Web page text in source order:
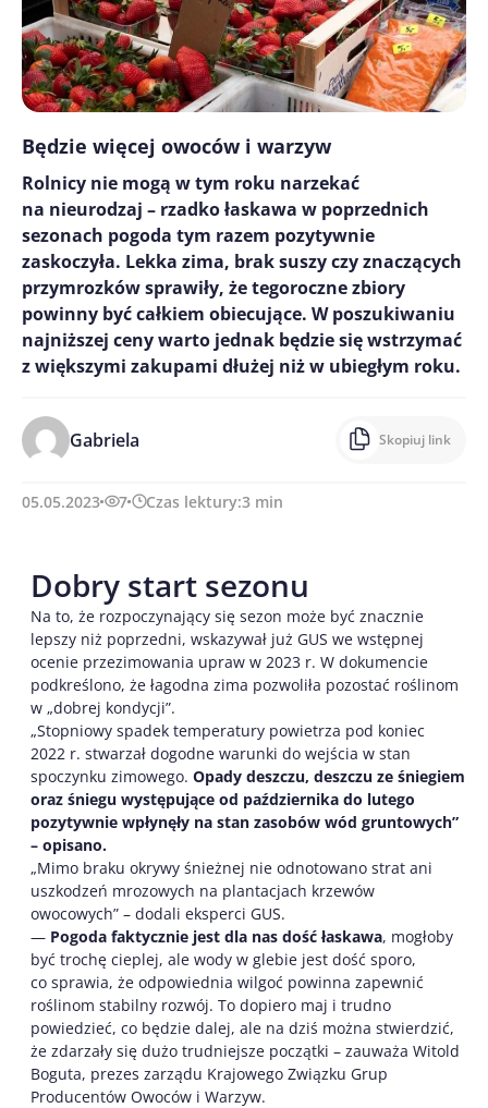
Będzie więcej owoców i warzyw
Rolnicy nie mogą w tym roku narzekać
na nieurodzaj – rzadko łaskawa w poprzednich
sezonach pogoda tym razem pozytywnie
zaskoczyła. Lekka zima, brak suszy czy znaczących
przymrozków sprawiły, że tegoroczne zbiory
powinny być całkiem obiecujące. W poszukiwaniu
najniższej ceny warto jednak będzie się wstrzymać
z większymi zakupami dłużej niż w ubiegłym roku.
Gabriela Skopiuj link
05.05.2023 7 Czas lektury:3 min
Dobry start sezonu
Na to, że rozpoczynający się sezon może być znacznie
lepszy niż poprzedni, wskazywał już GUS we wstępnej
ocenie przezimowania upraw w 2023 r. W dokumencie
podkreślono, że łagodna zima pozwoliła pozostać roślinom
w „dobrej kondycji”.
„Stopniowy spadek temperatury powietrza pod koniec
2022 r. stwarzał dogodne warunki do wejścia w stan
spoczynku zimowego. Opady deszczu, deszczu ze śniegiem
oraz śniegu występujące od października do lutego
pozytywnie wpłynęły na stan zasobów wód gruntowych”
– opisano.
„Mimo braku okrywy śnieżnej nie odnotowano strat ani
uszkodzeń mrozowych na plantacjach krzewów
owocowych” – dodali eksperci GUS.
— Pogoda faktycznie jest dla nas dość łaskawa, mogłoby
być trochę cieplej, ale wody w glebie jest dość sporo,
co sprawia, że odpowiednia wilgoć powinna zapewnić
roślinom stabilny rozwój. To dopiero maj i trudno
powiedzieć, co będzie dalej, ale na dziś można stwierdzić,
że zdarzały się dużo trudniejsze początki – zauważa Witold
Boguta, prezes zarządu Krajowego Związku Grup
Producentów Owoców i Warzyw.